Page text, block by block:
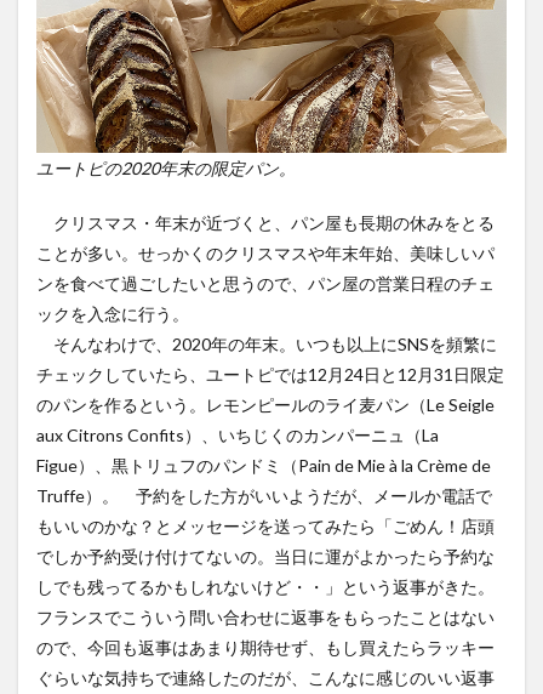
ユートピの2020年末の限定パン。
クリスマス・年末が近づくと、パン屋も長期の休みをとる
ことが多い。せっかくのクリスマスや年末年始、美味しいパ
ンを食べて過ごしたいと思うので、パン屋の営業日程のチェ
ックを入念に行う。
そんなわけで、2020年の年末。いつも以上にSNSを頻繁に
チェックしていたら、ユートピでは12月24日と12月31日限定
のパンを作るという。レモンピールのライ麦パン（Le Seigle
aux Citrons Confits）、いちじくのカンパーニュ（La
Figue）、黒トリュフのパンドミ（Pain de Mie à la Crème de
Truffe）。 予約をした方がいいようだが、メールか電話で
もいいのかな？とメッセージを送ってみたら「ごめん！店頭
でしか予約受け付けてないの。当日に運がよかったら予約な
しでも残ってるかもしれないけど・・」という返事がきた。
フランスでこういう問い合わせに返事をもらったことはない
ので、今回も返事はあまり期待せず、もし買えたらラッキー
ぐらいな気持ちで連絡したのだが、こんなに感じのいい返事